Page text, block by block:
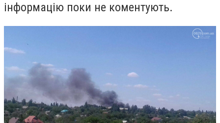
інформацію поки не коментують.